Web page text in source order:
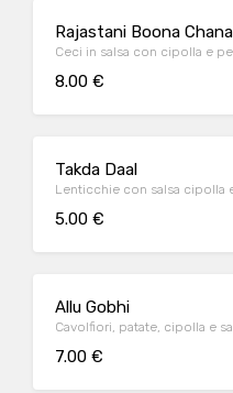
Rajastani Boona
Ceci in salsa con cipolla e
8.00 €
Takda Daal
Lenticchie con salsa cipolla
5.00 €
Allu Gobhi
Cavolfiori, patate, cipolla e
7.00 €